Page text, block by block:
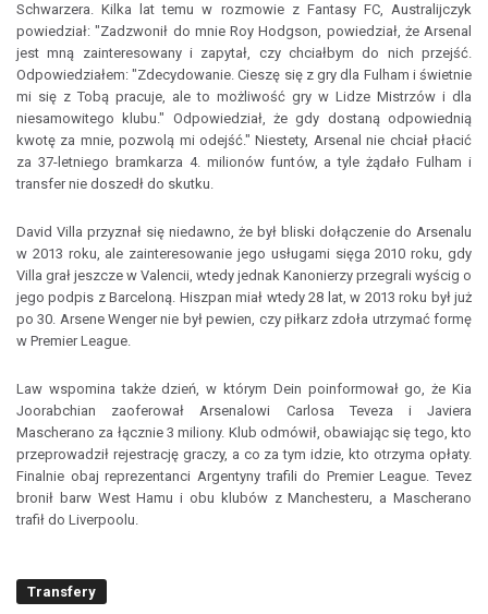
Schwarzera. Kilka lat temu w rozmowie z Fantasy FC, Australijczyk
powiedział: "Zadzwonił do mnie Roy Hodgson, powiedział, że Arsenal
jest mną zainteresowany i zapytał, czy chciałbym do nich przejść.
Odpowiedziałem: "Zdecydowanie. Cieszę się z gry dla Fulham i świetnie
mi się z Tobą pracuje, ale to możliwość gry w Lidze Mistrzów i dla
niesamowitego klubu." Odpowiedział, że gdy dostaną odpowiednią
kwotę za mnie, pozwolą mi odejść." Niestety, Arsenal nie chciał płacić
za 37-letniego bramkarza 4. milionów funtów, a tyle żądało Fulham i
transfer nie doszedł do skutku.
David Villa przyznał się niedawno, że był bliski dołączenie do Arsenalu
w 2013 roku, ale zainteresowanie jego usługami sięga 2010 roku, gdy
Villa grał jeszcze w Valencii, wtedy jednak Kanonierzy przegrali wyścig o
jego podpis z Barceloną. Hiszpan miał wtedy 28 lat, w 2013 roku był już
po 30. Arsene Wenger nie był pewien, czy piłkarz zdoła utrzymać formę
w Premier League.
Law wspomina także dzień, w którym Dein poinformował go, że Kia
Joorabchian zaoferował Arsenalowi Carlosa Teveza i Javiera
Mascherano za łącznie 3 miliony. Klub odmówił, obawiając się tego, kto
przeprowadził rejestrację graczy, a co za tym idzie, kto otrzyma opłaty.
Finalnie obaj reprezentanci Argentyny trafili do Premier League. Tevez
bronił barw West Hamu i obu klubów z Manchesteru, a Mascherano
trafił do Liverpoolu.
Transfery